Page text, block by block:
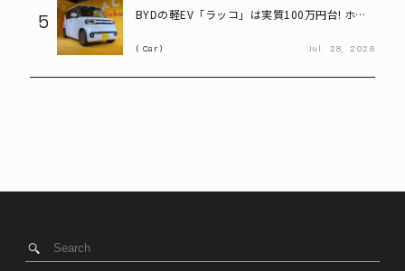
5
BYDの軽EV「ラッコ」は実質100万円台! ホン
Car Jul. 28, 2026